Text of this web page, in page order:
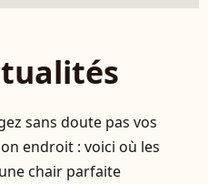
sans doute pas vos
endroit : voici où les
chair parfaite